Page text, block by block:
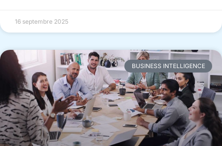
16 septembre 2025
BUSINESS INTELLIGENCE